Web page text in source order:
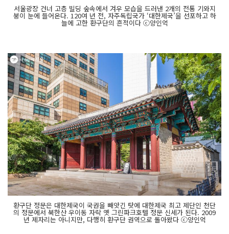
서울광장 건너 고층 빌딩 숲속에서 겨우 모습을 드러낸 2개의 전통 기와지
붕이 눈에 들어온다. 120여 년 전, 자주독립국가 ‘대한제국’을 선포하고 하
늘에 고한 환구단의 흔적이다 ⓒ양인억
환구단 정문은 대한제국이 국권을 빼앗긴 탓에 대한제국 최고 제단인 천단
의 정문에서 북한산 우이동 자락 옛 그린파크호텔 정문 신세가 된다. 2009
년 제자리는 아니지만, 다행히 환구단 권역으로 돌아왔다 ⓒ양인억